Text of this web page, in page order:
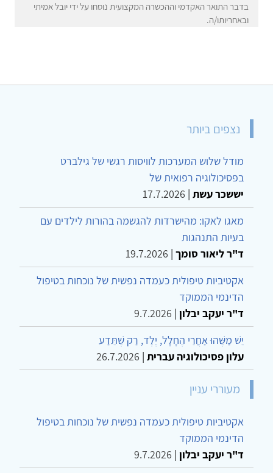
בדבר התואר האקדמי וההכשרה המקצועית נוסחו על ידי יובל אמיתי
ובאחריותו/ה.
נצפים ביותר
מודל שלוש המערכות לוויסות רגשי של גילברט
בפסיכולוגיה רפואית של
יששכר עשת |
17.7.2026
מאגו לאקו: מהישרדות להגשמה בהורות לילדים עם
בעיות התנהגות
ד"ר ליאור סומך |
19.7.2026
אקטיביות טיפולית כעמדה נפשית של נוכחות בטיפול
הדינמי הממוקד
ד"ר יעקב יבלון |
9.7.2026
יֵשׁ מַשֶּׁהוּ אַחֲרֵי הֶחָלָל, יֶלֶד, רַק שֶׁתֵּדַע
עלון פסיכולוגיה עברית |
26.7.2026
מעוררי עניין
אקטיביות טיפולית כעמדה נפשית של נוכחות בטיפול
הדינמי הממוקד
ד"ר יעקב יבלון |
9.7.2026